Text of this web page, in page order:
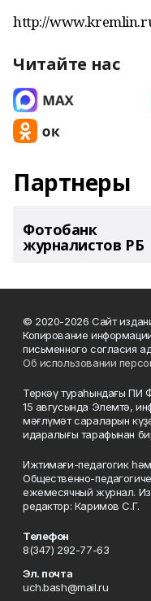
http://
Читайте нас
Партнеры
Фотобанк
журналистов РБ
© 2020-2026 Сайт
Копирование
письменного согласия
Об использовании
Теркәү тураһындағы ПИ
15 авгусында Элемтә,
мәғлүмәт сараларын
идаралығы тарафынан
Ижтимағи-педагогик
Общественно-
ежемесячный журнал.
редактор: Каримов С.Г.
Телефон
8(347) 292-77-63
Эл. почта
uch.bash@mail.ru